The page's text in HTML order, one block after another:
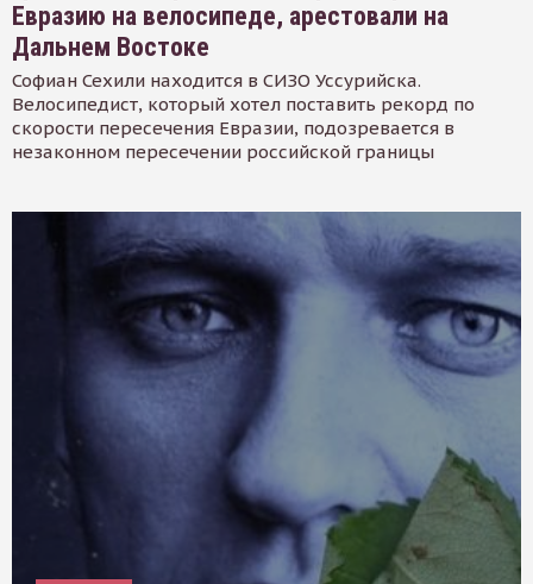
Евразию на велосипеде, арестовали на
Дальнем Востоке
Софиан Сехили находится в СИЗО Уссурийска.
Велосипедист, который хотел поставить рекорд по
скорости пересечения Евразии, подозревается в
незаконном пересечении российской границы